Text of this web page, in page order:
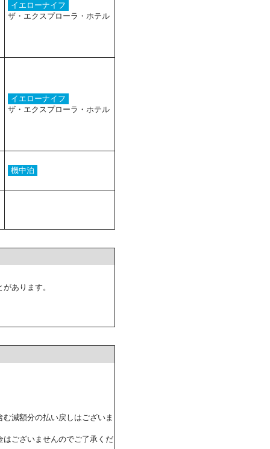
イエローナイフ
ザ・エクスプローラ・ホテル
イエローナイフ
ザ・エクスプローラ・ホテル
機中泊
あります。
減額分の払い戻しはございま
はございませんのでご了承くだ